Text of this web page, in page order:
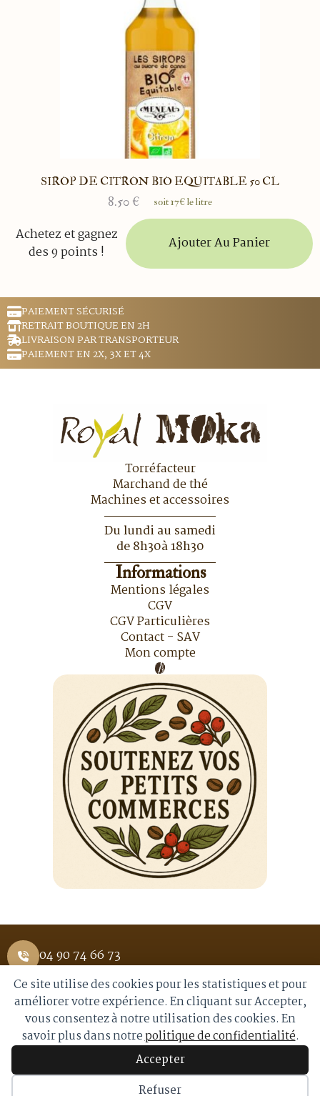
SIROP DE CITRON BIO EQUITABLE 50 CL
8.50 € soit 17€ le litre
Achetez et gagnez
des 9 points !
Ajouter Au Panier
PAIEMENT SÉCURISÉ
RETRAIT BOUTIQUE EN 2H
LIVRAISON PAR TRANSPORTEUR
PAIEMENT EN 2X, 3X ET 4X
Torréfacteur
Marchand de thé
Machines et accessoires
Du lundi au samedi
de 8h30à 18h30
Informations
Mentions légales
CGV
CGV Particulières
Contact - SAV
Mon compte
04 90 74 66 73
1 Place Saint Pierre 84400 APT
info@royalmoka.fr
© 2026 Royal Moka. Tous droits réservés
Ce site utilise des cookies pour les statistiques et pour
améliorer votre expérience. En cliquant sur Accepter,
vous consentez à notre utilisation des cookies. En
savoir plus dans notrepolitique de confidentialité.
Accepter
Refuser